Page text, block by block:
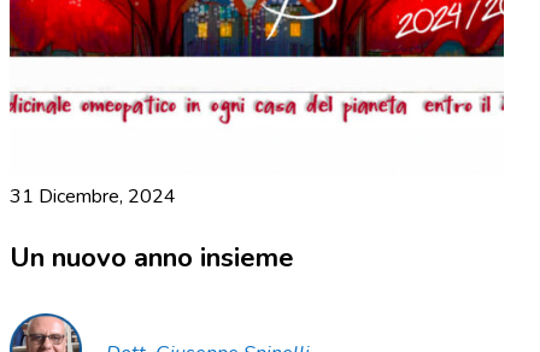
31 Dicembre, 2024
Un nuovo anno insieme